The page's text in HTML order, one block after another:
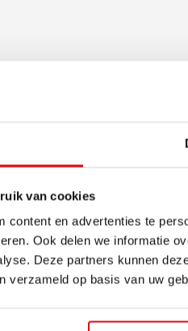
van cookies
content en advertenties te
Ook delen we informatie
Deze partners kunnen
verzameld op basis van uw
van